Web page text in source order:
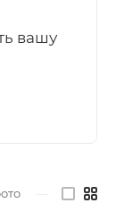
вашу